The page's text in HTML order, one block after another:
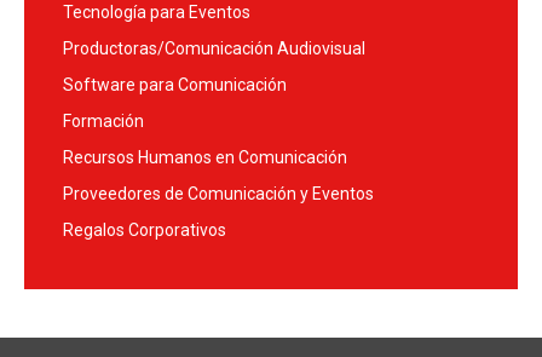
Tecnología para Eventos
Productoras/Comunicación Audiovisual
Software para Comunicación
Formación
Recursos Humanos en Comunicación
Proveedores de Comunicación y Eventos
Regalos Corporativos